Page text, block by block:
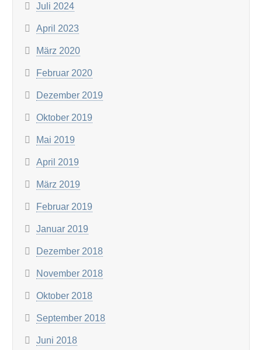
Juli 2024
April 2023
März 2020
Februar 2020
Dezember 2019
Oktober 2019
Mai 2019
April 2019
März 2019
Februar 2019
Januar 2019
Dezember 2018
November 2018
Oktober 2018
September 2018
Juni 2018